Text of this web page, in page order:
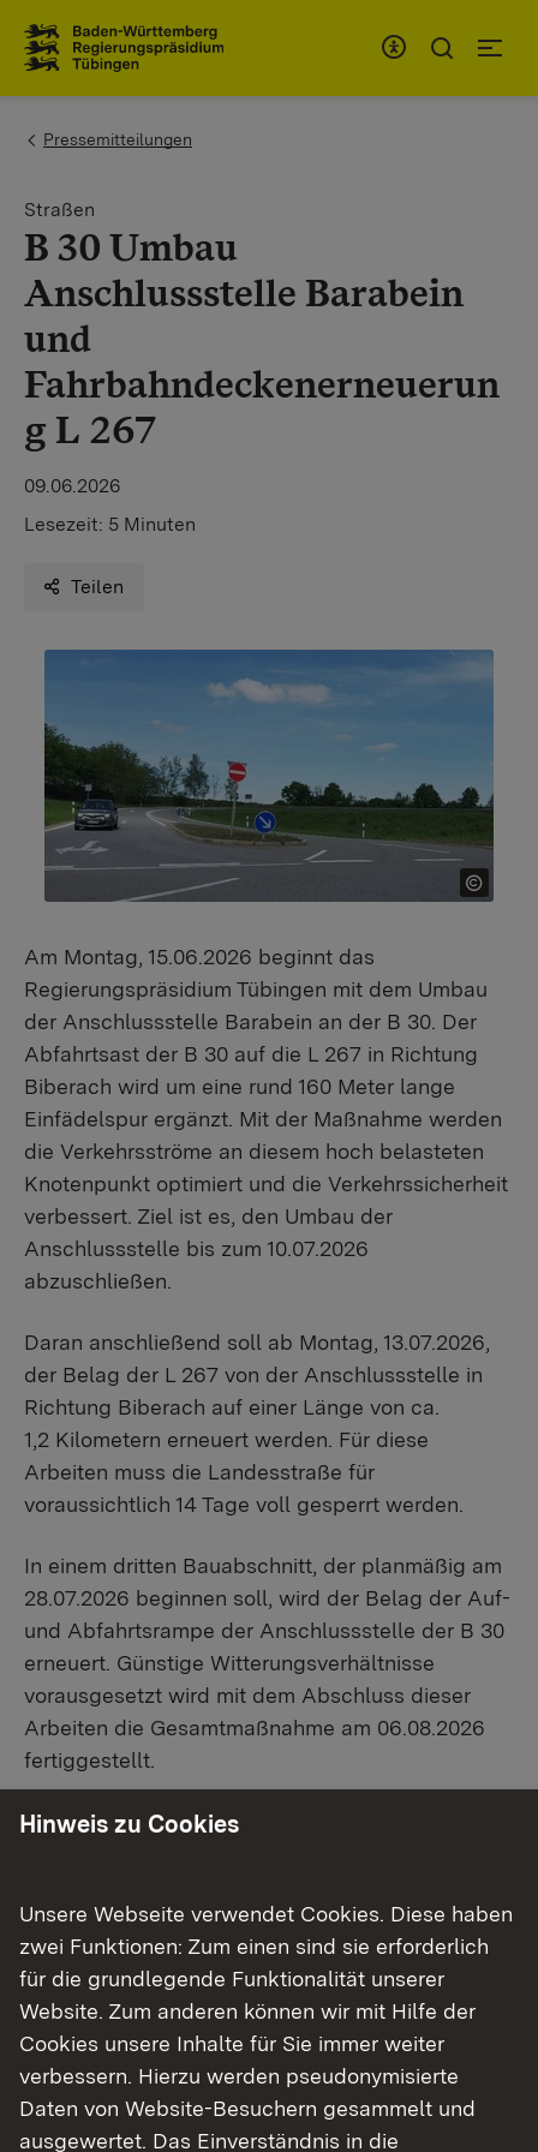
You are here:
Pressemitteilungen
Straßen
B 30 Umbau
Anschlussstelle Barabein
und
Fahrbahndeckenerneuerun
g L 267
09.06.2026
Lesezeit: 5 Minuten
Teilen
Am Montag, 15.06.2026 beginnt das
Regierungspräsidium Tübingen mit dem Umbau
der Anschlussstelle Barabein an der B 30. Der
Abfahrtsast der B 30 auf die L 267 in Richtung
Biberach wird um eine rund 160 Meter lange
Einfädelspur ergänzt. Mit der Maßnahme werden
die Verkehrsströme an diesem hoch belasteten
Knotenpunkt optimiert und die Verkehrssicherheit
verbessert. Ziel ist es, den Umbau der
Anschlussstelle bis zum 10.07.2026
abzuschließen.
Daran anschließend soll ab Montag, 13.07.2026,
der Belag der L 267 von der Anschlussstelle in
Richtung Biberach auf einer Länge von ca.
1,2 Kilometern erneuert werden. Für diese
Arbeiten muss die Landesstraße für
voraussichtlich 14 Tage voll gesperrt werden.
In einem dritten Bauabschnitt, der planmäßig am
28.07.2026 beginnen soll, wird der Belag der Auf-
und Abfahrtsrampe der Anschlussstelle der B 30
erneuert. Günstige Witterungsverhältnisse
vorausgesetzt wird mit dem Abschluss dieser
Arbeiten die Gesamtmaßnahme am 06.08.2026
fertiggestellt.
Kosten
belaufen sich auf rund 620.000 Euro. Diese
werden vom Land Baden-Württemberg getragen.
Die Kosten der Einfädelspur und Erneuerung des
Belags auf der Rampe der B 30 in Höhe 460.000
Euro trägt die Bundesrepublik Deutschland.
Verkehrsführung:
Hinweis zu Cookies
Unsere Webseite verwendet Cookies. Diese haben
zwei Funktionen: Zum einen sind sie erforderlich
für die grundlegende Funktionalität unserer
Website. Zum anderen können wir mit Hilfe der
Cookies unsere Inhalte für Sie immer weiter
verbessern. Hierzu werden pseudonymisierte
Daten von Website-Besuchern gesammelt und
ausgewertet. Das Einverständnis in die